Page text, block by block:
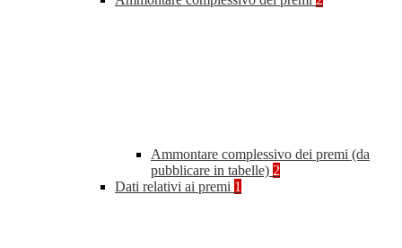
Ammontare complessivo dei premi (da
pubblicare in tabelle) 2
Dati relativi ai premi 1